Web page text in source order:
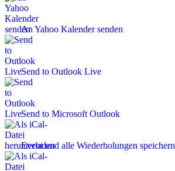
An Yahoo Kalender senden
Send to Outlook Live
Send to Microsoft Outlook
Event und alle Wiederholungen speichern